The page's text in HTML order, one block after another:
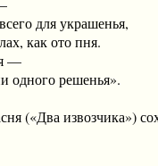
для украшенья,
как ото пня.
—
решенья».
(«Два извозчика»)